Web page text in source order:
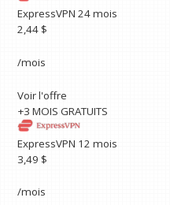
ExpressVPN 24 mois
2,44 $
/mois
Voir l'offre
+3 MOIS GRATUITS
ExpressVPN 12 mois
3,49 $
/mois